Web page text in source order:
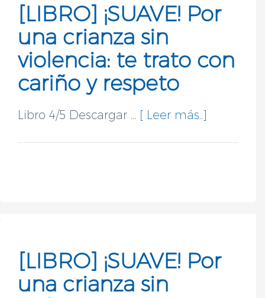
[LIBRO] ¡SUAVE! Por
una crianza sin
violencia: te trato con
cariño y respeto
Libro 4/5 Descargar ... [ Leer más..]
[LIBRO] ¡SUAVE! Por
una crianza sin